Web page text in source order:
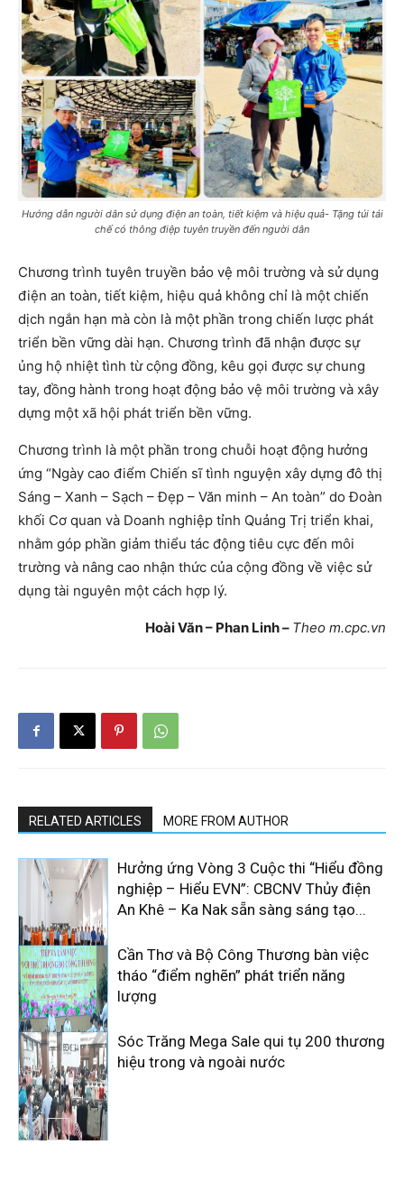
Hướng dẫn người dân sử dụng điện an toàn, tiết kiệm và hiệu quả- Tặng túi tái
chế có thông điệp tuyên truyền đến người dân
Chương trình tuyên truyền bảo vệ môi trường và sử dụng
điện an toàn, tiết kiệm, hiệu quả không chỉ là một chiến
dịch ngắn hạn mà còn là một phần trong chiến lược phát
triển bền vững dài hạn. Chương trình đã nhận được sự
ủng hộ nhiệt tình từ cộng đồng, kêu gọi được sự chung
tay, đồng hành trong hoạt động bảo vệ môi trường và xây
dựng một xã hội phát triển bền vững.
Chương trình là một phần trong chuỗi hoạt động hưởng
ứng “Ngày cao điểm Chiến sĩ tình nguyện xây dựng đô thị
Sáng – Xanh – Sạch – Đẹp – Văn minh – An toàn” do Đoàn
khối Cơ quan và Doanh nghiệp tỉnh Quảng Trị triển khai,
nhằm góp phần giảm thiểu tác động tiêu cực đến môi
trường và nâng cao nhận thức của cộng đồng về việc sử
dụng tài nguyên một cách hợp lý.
Hoài Văn – Phan Linh – Theo m.cpc.vn
RELATED ARTICLES MORE FROM AUTHOR
Hưởng ứng Vòng 3 Cuộc thi “Hiểu đồng
nghiệp – Hiểu EVN”: CBCNV Thủy điện
An Khê – Ka Nak sẵn sàng sáng tạo...
Cần Thơ và Bộ Công Thương bàn việc
tháo “điểm nghẽn” phát triển năng
lượng
Sóc Trăng Mega Sale qui tụ 200 thương
hiệu trong và ngoài nước